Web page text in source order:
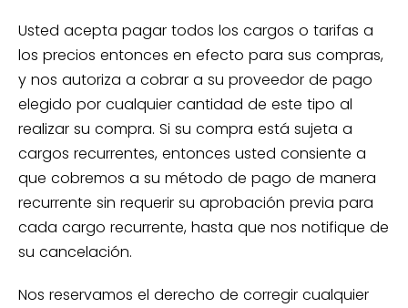
Usted acepta pagar todos los cargos o tarifas a
los precios entonces en efecto para sus compras,
y nos autoriza a cobrar a su proveedor de pago
elegido por cualquier cantidad de este tipo al
realizar su compra. Si su compra está sujeta a
cargos recurrentes, entonces usted consiente a
que cobremos a su método de pago de manera
recurrente sin requerir su aprobación previa para
cada cargo recurrente, hasta que nos notifique de
su cancelación.
Nos reservamos el derecho de corregir cualquier